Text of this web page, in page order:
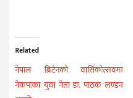
Related
नेपाल ब्रिटेनको वार्सिकोत्सवमा
नेकपाका युवा नेता डा. पाठक लण्डन